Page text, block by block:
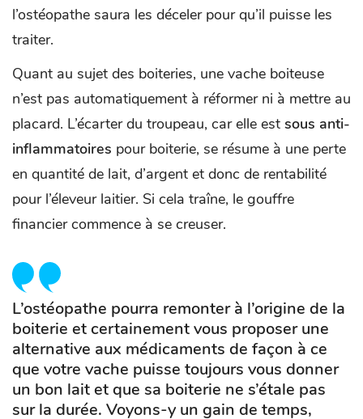
l’ostéopathe saura les déceler pour qu’il puisse les
traiter.
Quant au sujet des boiteries, une vache boiteuse
n’est pas automatiquement à réformer ni à mettre au
placard. L’écarter du troupeau, car elle est sous anti-
inflammatoires pour boiterie, se résume à une perte
en quantité de lait, d’argent et donc de rentabilité
pour l’éleveur laitier. Si cela traîne, le gouffre
financier commence à se creuser.
L’ostéopathe pourra remonter à l’origine de la
boiterie et certainement vous proposer une
alternative aux médicaments de façon à ce
que votre vache puisse toujours vous donner
un bon lait et que sa boiterie ne s’étale pas
sur la durée. Voyons-y un gain de temps,